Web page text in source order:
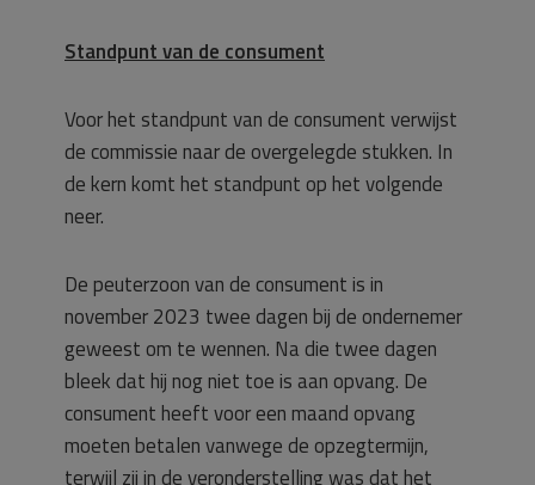
Standpunt van de consument
Voor het standpunt van de consument verwijst
de commissie naar de overgelegde stukken. In
de kern komt het standpunt op het volgende
neer.
De peuterzoon van de consument is in
november 2023 twee dagen bij de ondernemer
geweest om te wennen. Na die twee dagen
bleek dat hij nog niet toe is aan opvang. De
consument heeft voor een maand opvang
moeten betalen vanwege de opzegtermijn,
terwijl zij in de veronderstelling was dat het